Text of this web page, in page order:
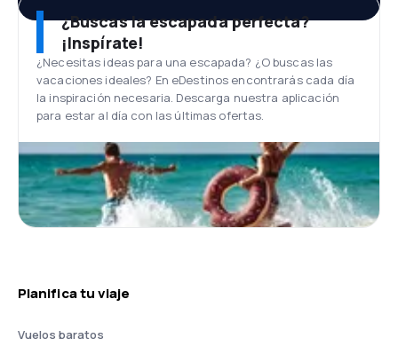
¿Buscas la escapada perfecta?
¡Inspírate!
¿Necesitas ideas para una escapada? ¿O buscas las
vacaciones ideales? En eDestinos encontrarás cada día
la inspiración necesaria. Descarga nuestra aplicación
para estar al día con las últimas ofertas.
Planifica tu viaje
Vuelos baratos